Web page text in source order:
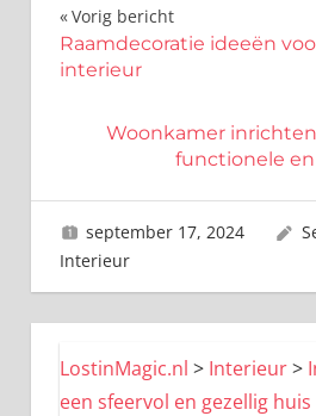
Bericht
navigatie
Vorig bericht
Raamdecoratie ideeën
interieur
Woonkamer
functionele
september 17, 2024
Interieur
LostinMagic.nl > Interieur>
een sfeervol en gezellig huis